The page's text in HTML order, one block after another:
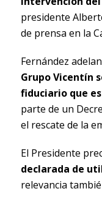
presidente
de prensa en la
Fernández
Grupo Vicentín
fiduciario que
parte de un
el rescate de la
El Presidente
declarada de
relevancia